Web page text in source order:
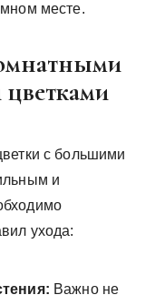
месте.
с большими
и
ухода:
Важно не